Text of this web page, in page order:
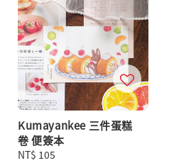
Kumayankee 三件蛋糕
卷 便簽本
Regular
NT$ 105